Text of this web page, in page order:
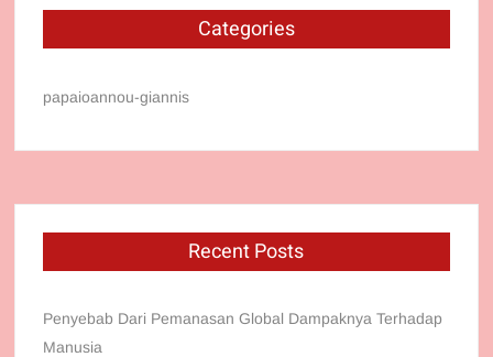
Categories
papaioannou-giannis
Recent Posts
Penyebab Dari Pemanasan Global Dampaknya Terhadap
Manusia